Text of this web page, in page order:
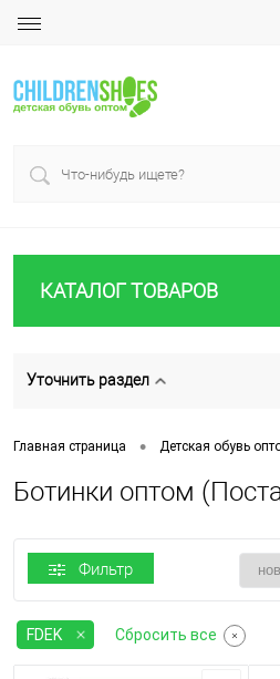
КАТАЛОГ ТОВАРОВ
Уточнить раздел
Главная страница • Детская обувь
Ботинки оптом
Фильтр
FDEK Сбросить все